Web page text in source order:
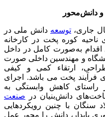
دانش‌محور
جاری، توسعه دانش ملی در
ناحیه کوره پخت در کارخانه
اقدام به‌صورت کامل در داخل
و مهندسین داخلی صورت
ارتقاء کمی و کیفی
فرآیند پخت می باشد. اجرای
راستای کاهش وابستگی به
دانش‌بنیان در صنعت
سنگان با چنین رویکردهایی
پایدار، دانش را محور عمل